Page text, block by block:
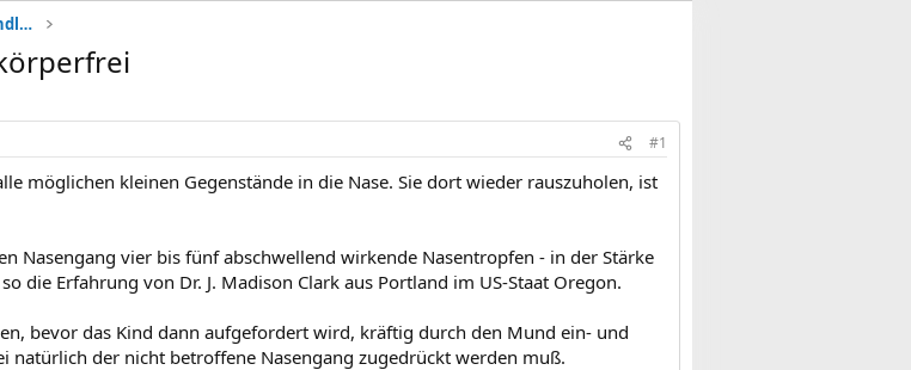
Kinderkrankheiten - Symptome + Behandlung
#1
möglichen kleinen Gegenstände in die Nase. Sie dort wieder rauszuholen, ist
Nasengang vier bis fünf abschwellend wirkende Nasentropfen - in der Stärke
die Erfahrung von Dr. J. Madison Clark aus Portland im US-Staat Oregon.
bevor das Kind dann aufgefordert wird, kräftig durch den Mund ein- und
natürlich der nicht betroffene Nasengang zugedrückt werden muß.